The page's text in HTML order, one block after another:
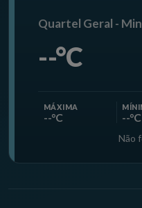
Quartel Geral -
--°C
MÁXIMA
--°C --°C
Não